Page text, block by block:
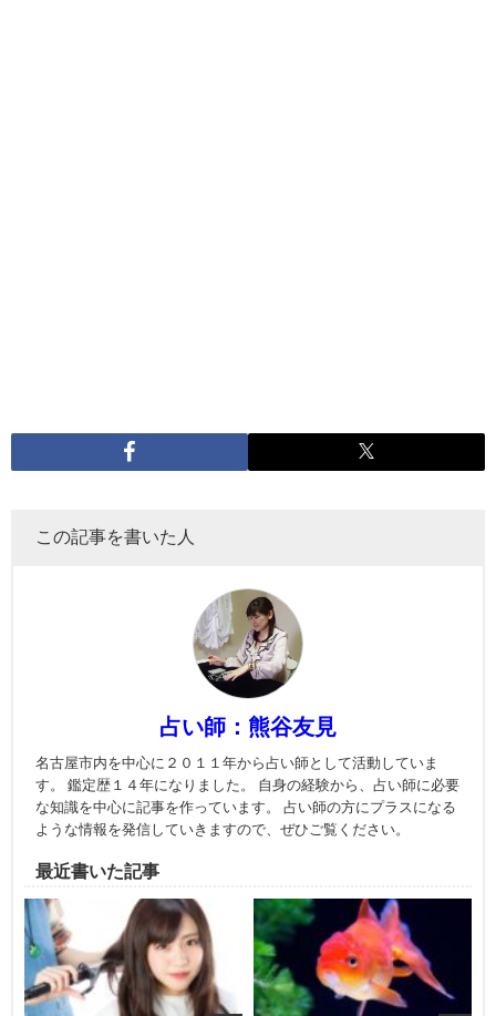
この記事を書いた人
占い師：熊谷友見
名古屋市内を中心に２０１１年から占い師として活動していま
す。 鑑定歴１４年になりました。 自身の経験から、占い師に必要
な知識を中心に記事を作っています。 占い師の方にプラスになる
ような情報を発信していきますので、ぜひご覧ください。
最近書いた記事